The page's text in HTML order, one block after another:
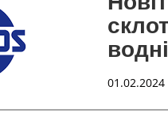
01.02.2024